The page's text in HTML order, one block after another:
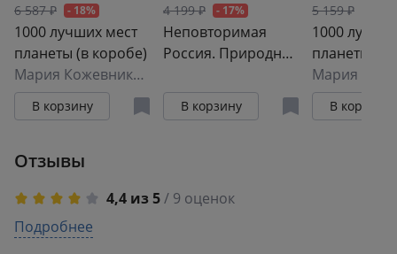
6 587 ₽ - 18%
1000 лучших мест
планеты (в коробе)
Мария Кожевникова
В корзину
4 199 ₽ - 17%
Неповторимая
Россия. Природное
страны в
фотографиях
В корзину
5 159 ₽
1000
планеты,
нужно
свою
изд. испр. и
В корзину
Отзывы
4,4 из 5/ 9 оценок
5
Подробнее